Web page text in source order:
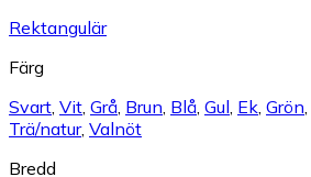
Rektangulär
Färg
Svart Vit Grå Brun Blå Gul Ek Grön
Trä/natur, Valnöt
Bredd